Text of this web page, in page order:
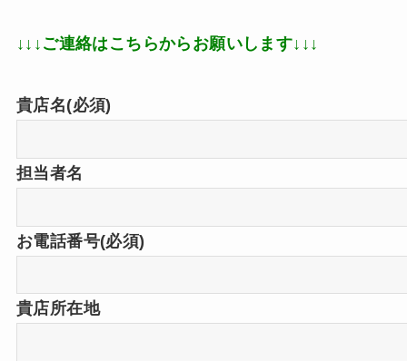
↓↓↓ご連絡はこちらからお願いします↓↓↓
貴店名(必須)
担当者名
お電話番号(必須)
貴店所在地